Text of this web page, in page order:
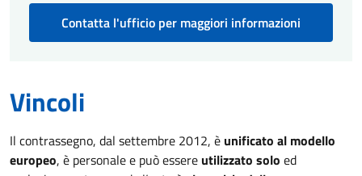
Contatta l'ufficio per maggiori informazioni
Vincoli
Il contrassegno, dal settembre 2012, è unificato al modello
europeo, è personale e può essere utilizzato solo ed